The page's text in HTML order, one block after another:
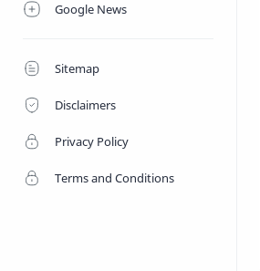
Google News
Sitemap
Disclaimers
Privacy Policy
Terms and Conditions